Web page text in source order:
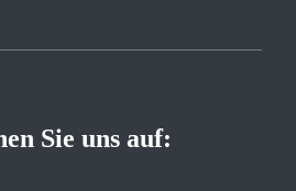
Sie uns auf: